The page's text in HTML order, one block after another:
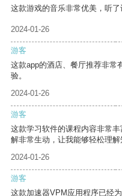
这款游戏的音乐非常优美，听了
2024-01-26
游客
这款app的酒店、餐厅推荐非常
验。
2024-01-26
游客
这款学习软件的课程内容非常
解非常生动，让我能够轻松理解
2024-01-26
游客
这款加速器VPM应用程序已经